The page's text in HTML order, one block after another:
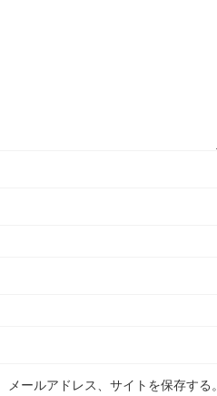
ールアドレス、サイトを保存する。